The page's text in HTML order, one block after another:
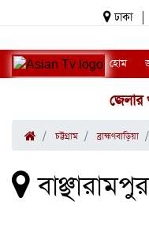
ঢাকা
হোম
জেলার
চট্টগ্রাম ব্রাহ্মণবাড়িয়া